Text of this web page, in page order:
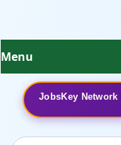
Menu
JobsKey